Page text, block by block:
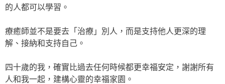
的人都可以學習。
療癒師並不是要去「治療」別人，而是支持他人更深的理
解、接納和支持自己。
四十歲的我，確實比過去任何時候都更幸福安定，謝謝所有
人和我一起，建構心靈的幸福家園。